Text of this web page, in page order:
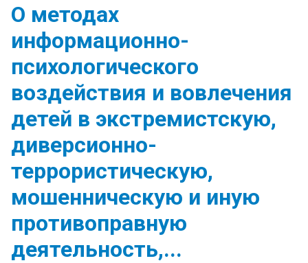
О методах
информационно-
психологического
воздействия и вовлечения
детей в экстремистскую,
диверсионно-
террористическую,
мошенническую и иную
противоправную
деятельность,...